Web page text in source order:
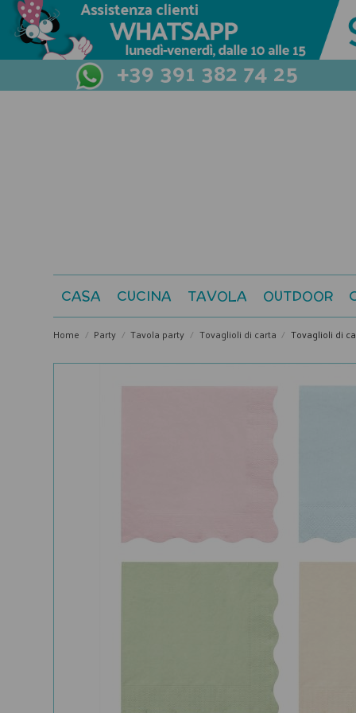
+39 391 382 74 25
CASA CUCINA TAVOLA OUTDOOR
Home Party Tavola party Tovaglioli di carta Tovaglioli di